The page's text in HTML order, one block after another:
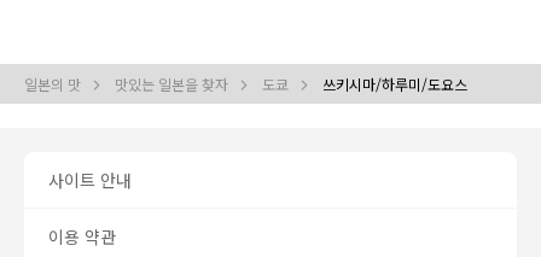
일본의 맛 맛있는 일본을 찾자 도쿄 쓰키시마/하루미/도요스
사이트 안내
이용 약관